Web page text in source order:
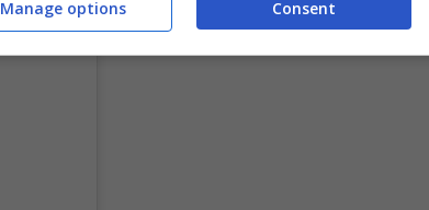
Consent
Manage options